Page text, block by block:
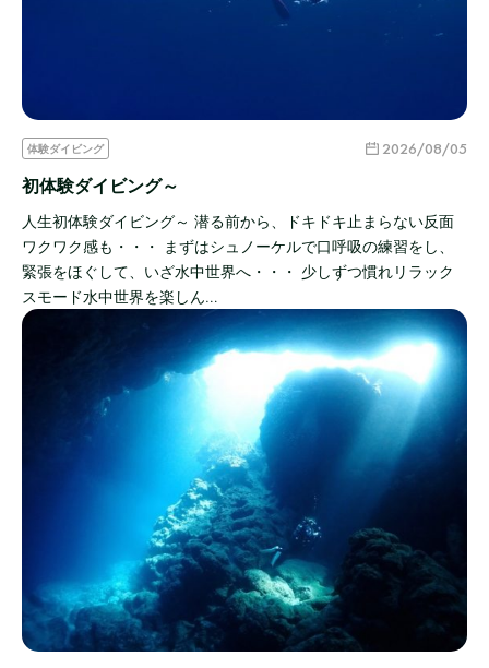
体験ダイビング 2026/08/05
初体験ダイビング～
人生初体験ダイビング～ 潜る前から、ドキドキ止まらない反面
ワクワク感も・・・ まずはシュノーケルで口呼吸の練習をし、
緊張をほぐして、いざ水中世界へ・・・ 少しずつ慣れリラック
スモード水中世界を楽しん…